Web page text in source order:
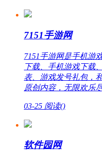
7151手游网
7151手游网是手机游
下载、手机游戏下载
表、游戏发号礼包，
原创内容，无限欢乐
03-25 阅读()
软件园网